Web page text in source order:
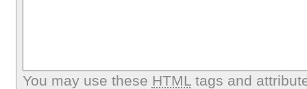
You may use these HTMLtags and